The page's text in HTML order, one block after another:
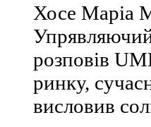
Хосе Маріа
розповів
ринку,
висловив